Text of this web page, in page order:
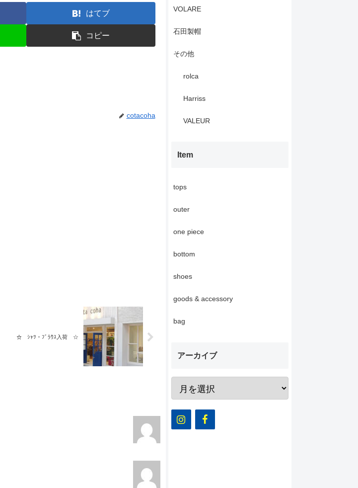
はてブ
コピー
cotacoha
☆ ｼｬﾂ・ﾌﾞﾗｳｽ入荷 ☆
VOLARE
石田製帽
その他
rolca
Harriss
VALEUR
Item
tops
outer
one piece
bottom
shoes
goods & accessory
bag
アーカイブ